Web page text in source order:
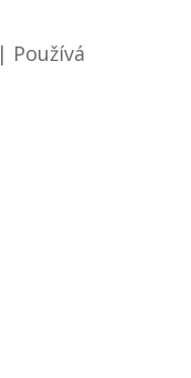
| Používá